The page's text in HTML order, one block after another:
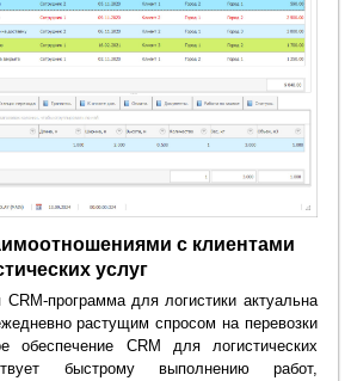
с клиентами
услуг
CRM-программа для логистики актуальна
растущим спросом на перевозки
обеспечение CRM для логистических
быстрому выполнению работ,